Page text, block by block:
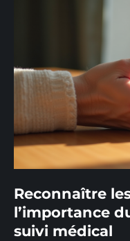
Reconnaître
l’importance
suivi médical